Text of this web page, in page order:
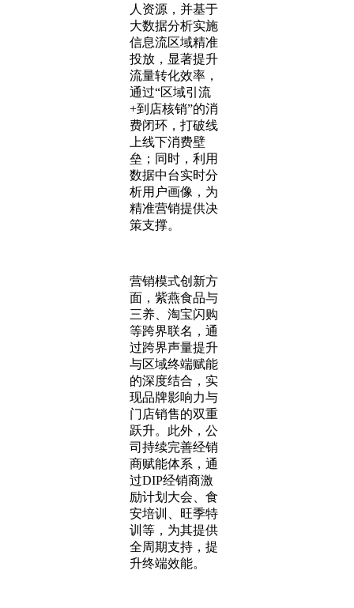
人资源，并基于
大数据分析实施
信息流区域精准
投放，显著提升
流量转化效率，
通过“区域引流
+到店核销”的消
费闭环，打破线
上线下消费壁
垒；同时，利用
数据中台实时分
析用户画像，为
精准营销提供决
策支撑。
营销模式创新方
面，紫燕食品与
三养、淘宝闪购
等跨界联名，通
过跨界声量提升
与区域终端赋能
的深度结合，实
现品牌影响力与
门店销售的双重
跃升。此外，公
司持续完善经销
商赋能体系，通
过DIP经销商激
励计划大会、食
安培训、旺季特
训等，为其提供
全周期支持，提
升终端效能。